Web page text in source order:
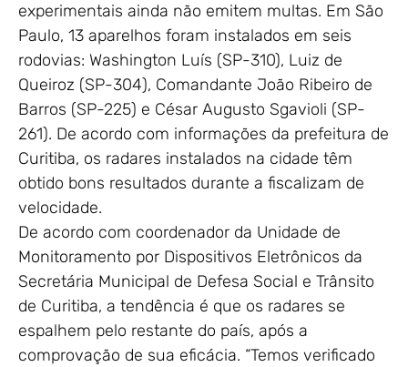
experimentais ainda não emitem multas. Em São
Paulo, 13 aparelhos foram instalados em seis
rodovias: Washington Luís (SP-310), Luiz de
Queiroz (SP-304), Comandante João Ribeiro de
Barros (SP-225) e César Augusto Sgavioli (SP-
261). De acordo com informações da prefeitura de
Curitiba, os radares instalados na cidade têm
obtido bons resultados durante a fiscalizam de
velocidade.
De acordo com coordenador da Unidade de
Monitoramento por Dispositivos Eletrônicos da
Secretária Municipal de Defesa Social e Trânsito
de Curitiba, a tendência é que os radares se
espalhem pelo restante do país, após a
comprovação de sua eficácia. “Temos verificado